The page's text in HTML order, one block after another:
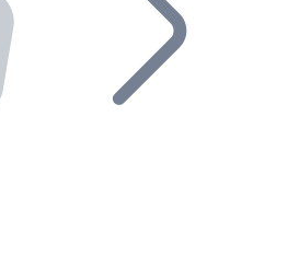
en tu negocio y permite que
en tu ecosistema.
de distribuidores.
a nuestro ecosistema.